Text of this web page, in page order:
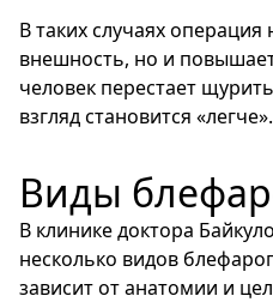
В таких случаях
внешность, но и
человек перестает
взгляд становится «легче».
Виды
В клинике доктора
несколько видов
зависит от анатомии и